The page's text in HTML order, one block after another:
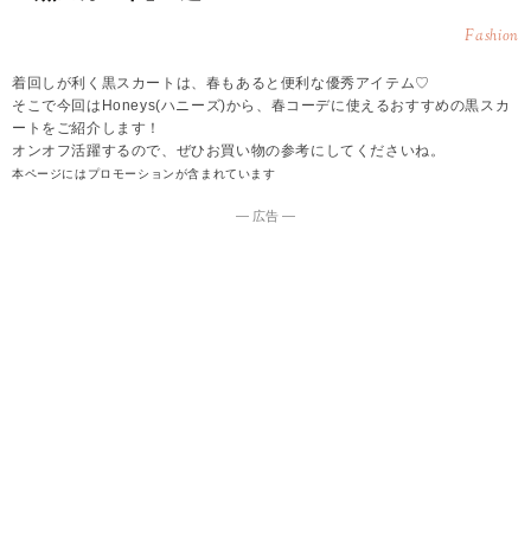
Fashion
着回しが利く黒スカートは、春もあると便利な優秀アイテム♡
そこで今回はHoneys(ハニーズ)から、春コーデに使えるおすすめの黒スカ
ートをご紹介します！
オンオフ活躍するので、ぜひお買い物の参考にしてくださいね。
本ページにはプロモーションが含まれています
― 広告 ―